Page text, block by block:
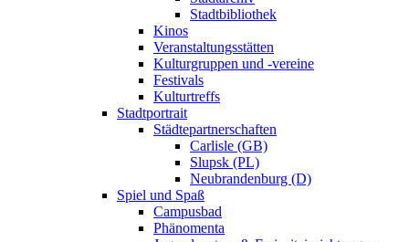
Stadtbibliothek
Kinos
Veranstaltungsstätten
Kulturgruppen und -vereine
Festivals
Kulturtreffs
Stadtportrait
Städtepartnerschaften
Carlisle (GB)
Slupsk (PL)
Neubrandenburg (D)
Spiel und Spaß
Campusbad
Phänomenta